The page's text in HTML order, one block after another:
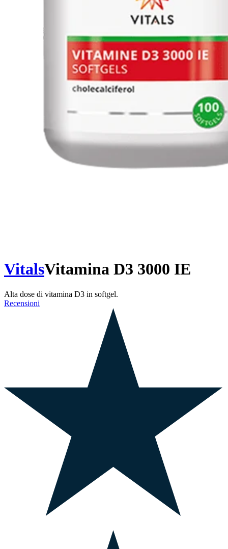
VitalsVitamina D3 3000 IE
Alta dose di vitamina D3 in softgel.
Recensioni